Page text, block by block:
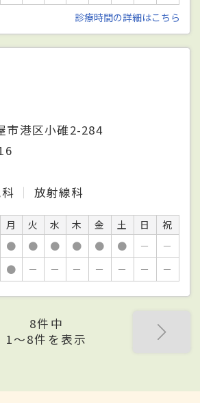
診療時間の詳細はこちら
市港区小碓2-284
放射線科
月 火 水 木 金 土 日
祝
● ● ● ● ● ● －
－
● － － － － － － －
8件中
1〜8件を表示